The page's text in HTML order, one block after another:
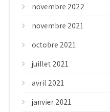
novembre 2022
novembre 2021
octobre 2021
juillet 2021
avril 2021
janvier 2021